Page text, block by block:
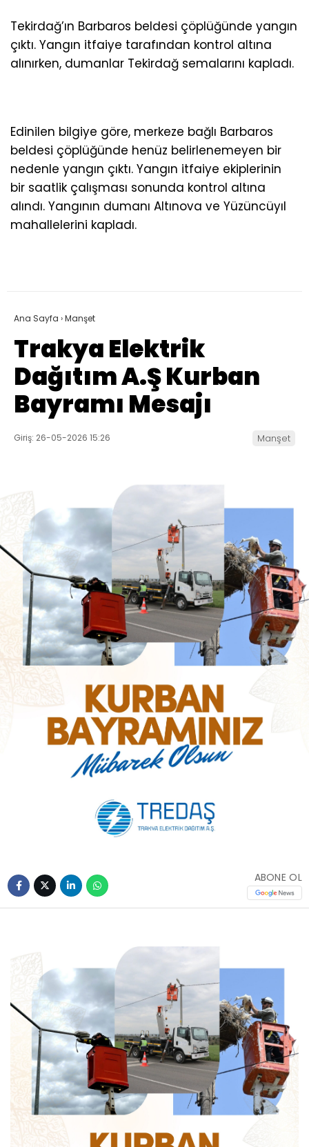
Tekirdağ’ın Barbaros beldesi çöplüğünde yangın
çıktı. Yangın itfaiye tarafından kontrol altına
alınırken, dumanlar Tekirdağ semalarını kapladı.
Edinilen bilgiye göre, merkeze bağlı Barbaros
beldesi çöplüğünde henüz belirlenemeyen bir
nedenle yangın çıktı. Yangın itfaiye ekiplerinin
bir saatlik çalışması sonunda kontrol altına
alındı. Yangının dumanı Altınova ve Yüzüncüyıl
mahallelerini kapladı.
Ana Sayfa ›Manşet
Trakya Elektrik
Dağıtım A.Ş Kurban
Bayramı Mesajı
Giriş: 26-05-2026 15:26 Manşet
ABONE OL